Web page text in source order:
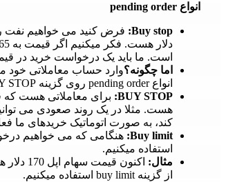
انواع pending order
Buy stop:
است. ما باید یک درخواست خرید در قیمت 65 دلار به کارگزاری خود
اما چگونه؟
انواع pending order روی گزینه BUY STOP کلیک میکنیم.
BUY STOP:
برای معاملاتی هست که
کند، به صورت اتوماتیک خریدهای ما
Buy limit:
استفاده میکنیم.
مثال:
از گزینه buy limit استفاده میکنیم.